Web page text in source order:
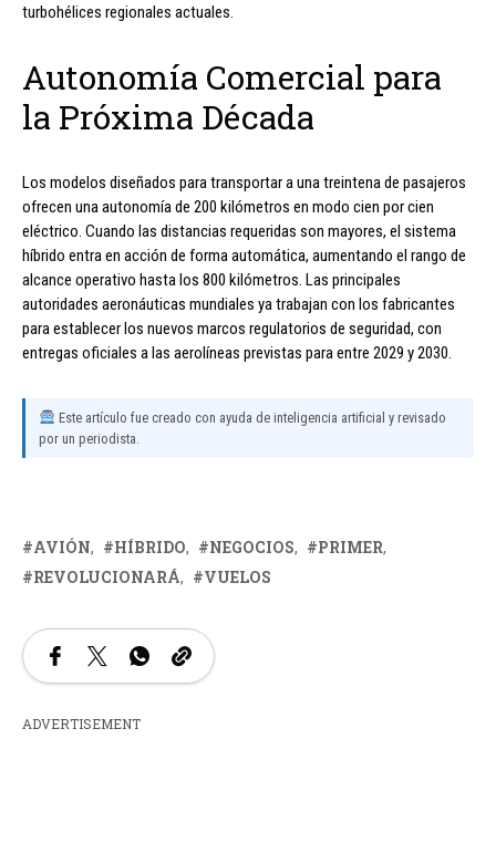
turbohélices regionales actuales.
Autonomía Comercial para
la Próxima Década
Los modelos diseñados para transportar a una treintena de pasajeros
ofrecen una autonomía de 200 kilómetros en modo cien por cien
eléctrico. Cuando las distancias requeridas son mayores, el sistema
híbrido entra en acción de forma automática, aumentando el rango de
alcance operativo hasta los 800 kilómetros. Las principales
autoridades aeronáuticas mundiales ya trabajan con los fabricantes
para establecer los nuevos marcos regulatorios de seguridad, con
entregas oficiales a las aerolíneas previstas para entre 2029 y 2030.
Este artículo fue creado con ayuda de inteligencia artificial y revisado
por un periodista.
AVIÓN HÍBRIDO NEGOCIOS
PRIMER
REVOLUCIONARÁ
VUELOS
ADVERTISEMENT